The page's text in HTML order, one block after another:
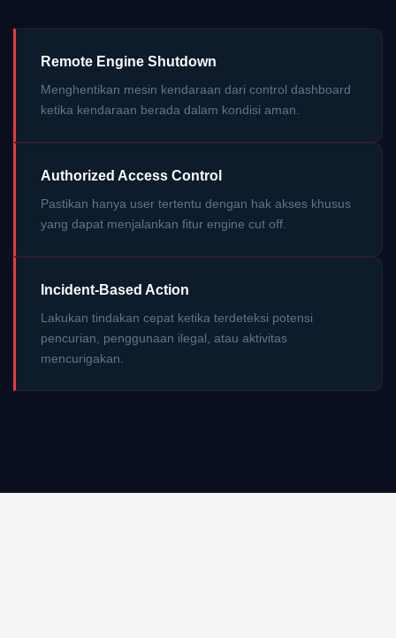
Remote Engine Shutdown
Menghentikan mesin kendaraan dari control dashboard
ketika kendaraan berada dalam kondisi aman.
Authorized Access Control
Pastikan hanya user tertentu dengan hak akses khusus
yang dapat menjalankan fitur engine cut off.
Incident-Based Action
Lakukan tindakan cepat ketika terdeteksi potensi
pencurian, penggunaan ilegal, atau aktivitas
mencurigakan.